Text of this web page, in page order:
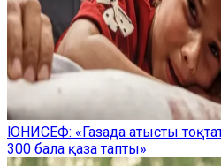
ЮНИСЕФ: «Газада атысты
300 бала қаза тапты»